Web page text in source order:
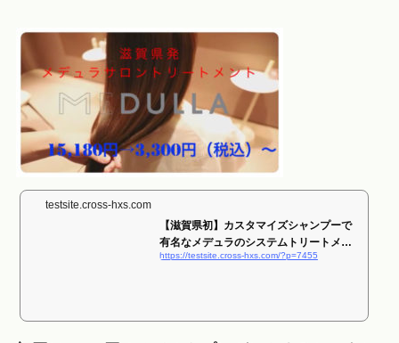
testsite.cross-hxs.com
【滋賀県初】カスタマイズシャンプーで
有名なメデュラのシステムトリートメン
トを...
https://testsite.cross-hxs.com/?p=7455